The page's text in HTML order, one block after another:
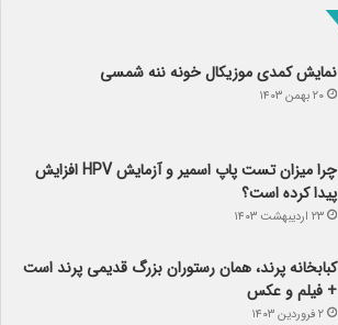
نمایش کمدی موزیکال خونه ننه شمسی
۲۰ بهمن ۱۴۰۳
چرا میزان تست پاپ اسمیر و آزمایش HPV افزایش
پیدا کرده است؟
۲۳ اردیبهشت ۱۴۰۳
کبابخانه پرند، همان رستوران بزرگ قدیمی پرند است
+ فیلم و عکس
۲ فروردین ۱۴۰۳